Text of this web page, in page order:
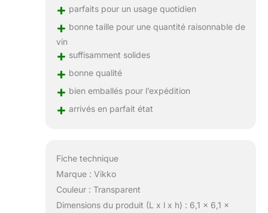
+ parfaits pour un usage quotidien
+ bonne taille pour une quantité raisonnable de
vin
+ suffisamment solides
+ bonne qualité
+ bien emballés pour l’expédition
+ arrivés en parfait état
Fiche technique
Marque : Vikko
Couleur : Transparent
Dimensions du produit (L x l x h) : 6,1 x 6,1 x